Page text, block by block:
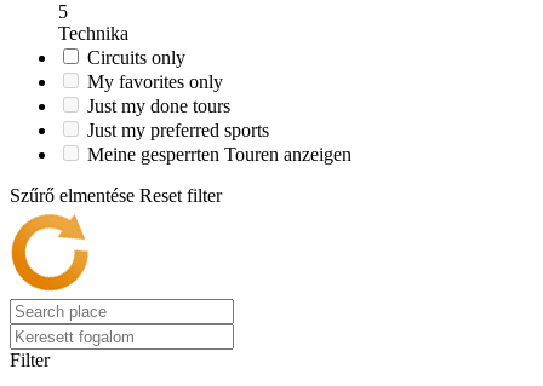
5
Technika
Circuits only
My favorites only
Just my done tours
Just my preferred sports
Meine gesperrten Touren anzeigen
Szűrő elmentése Reset filter
Filter